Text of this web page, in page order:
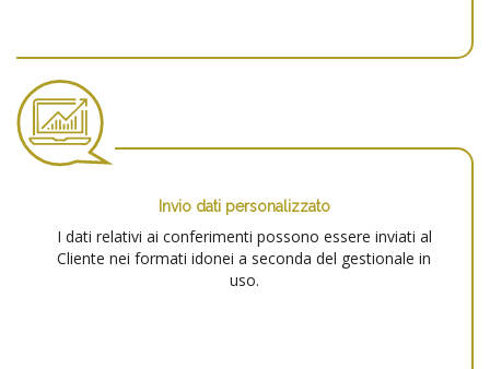
Invio dati personalizzato
I dati relativi ai conferimenti possono essere inviati al
Cliente nei formati idonei a seconda del gestionale in
uso.